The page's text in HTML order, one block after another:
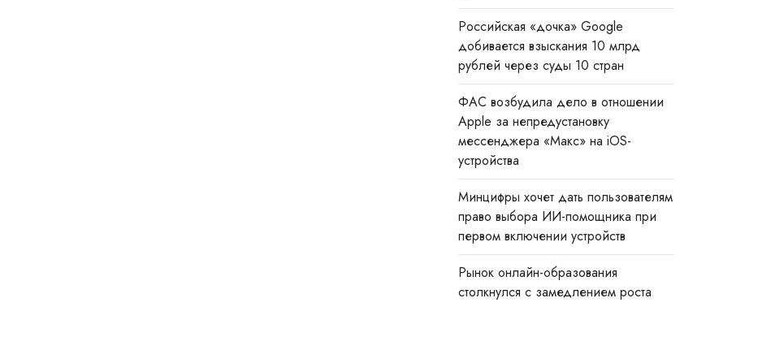
Российская «дочка» Google
добивается взыскания 10 млрд
рублей через суды 10 стран
ФАС возбудила дело в отношении
Apple за непредустановку
мессенджера «Макс» на iOS-
устройства
Минцифры хочет дать пользователям
право выбора ИИ-помощника при
первом включении устройств
Рынок онлайн-образования
столкнулся с замедлением роста